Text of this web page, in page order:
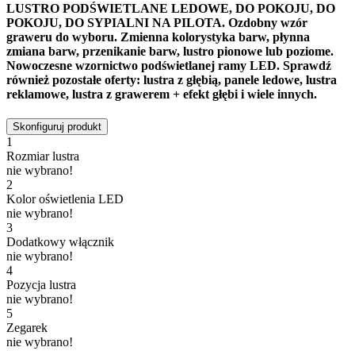
LUSTRO PODŚWIETLANE LEDOWE, DO POKOJU, DO
POKOJU, DO SYPIALNI NA PILOTA. Ozdobny wzór
graweru do wyboru. Zmienna kolorystyka barw, płynna
zmiana barw, przenikanie barw, lustro pionowe lub poziome.
Nowoczesne wzornictwo podświetlanej ramy LED. Sprawdź
również pozostałe oferty: lustra z głębią, panele ledowe, lustra
reklamowe, lustra z grawerem + efekt głębi i wiele innych.
Skonfiguruj produkt
1
Rozmiar lustra
nie wybrano!
2
Kolor oświetlenia LED
nie wybrano!
3
Dodatkowy włącznik
nie wybrano!
4
Pozycja lustra
nie wybrano!
5
Zegarek
nie wybrano!